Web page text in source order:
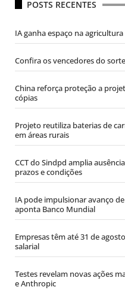
POSTS RECENTES
IA ganha espaço na
Confira os vencedores do
China reforça proteção a
cópias
Projeto reutiliza baterias de
em áreas rurais
CCT do Sindpd amplia
prazos e condições
IA pode impulsionar avanço
aponta Banco Mundial
Empresas têm até 31 de
salarial
Testes revelam novas ações
e Anthropic